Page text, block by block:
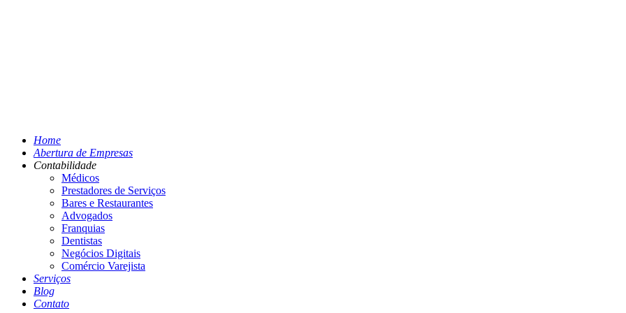
Home
Abertura de Empresas
Contabilidade
Médicos
Prestadores de Serviços
Bares e Restaurantes
Advogados
Franquias
Dentistas
Negócios Digitais
Comércio Varejista
Serviços
Blog
Contato